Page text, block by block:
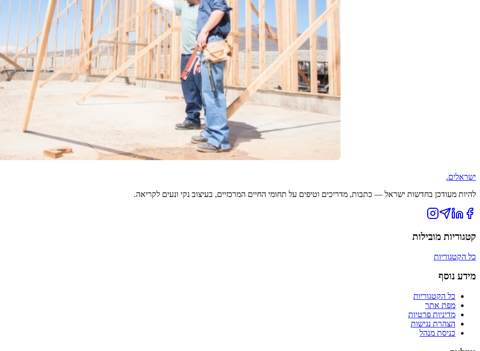
ישראלים.
להיות מעודכן בחדשות ישראל — כתבות, מדריכים וטיפים על תחומי החיים המרכזיים, בעיצוב נקי ונעים לקריאה.
קטגוריות מובילות
כל הקטגוריות
מידע נוסף
כל הקטגוריות
מפת אתר
מדיניות פרטיות
הצהרת נגישות
כניסת מנהל